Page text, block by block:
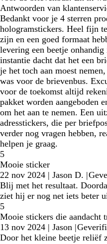
Antwoorden van
Bedankt voor je 4 sterren
hologramstickers. Heel fijn
zijn en een goed formaat
levering een beetje
instantie dacht dat het een
je het toch aan moest
was voor de brievenbus.
voor de toekomst altijd
pakket worden aangeboden
om het aan te nemen. Een
adresstickers, die per
verder nog vragen hebben,
helpen je graag.
5
Mooie sticker
22 nov 2024 | Jason D. |
Blij met het resultaat.
ziet hij er nog net iets beter
5
Mooie stickers die aandacht
13 nov 2024 | Jason |
Door het kleine beetje reliëf